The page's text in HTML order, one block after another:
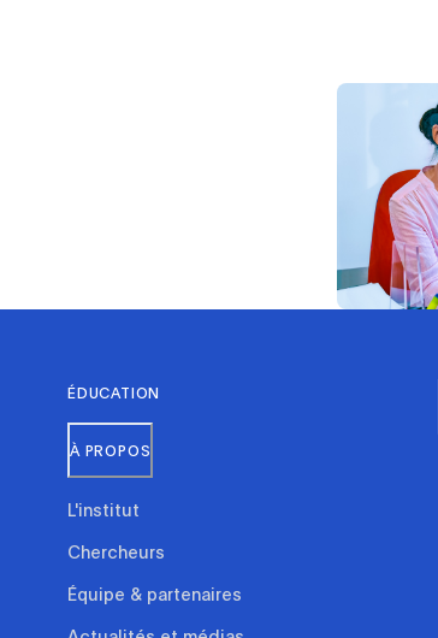
ÉDUCATION
À PROPOS
L'institut
Chercheurs
Équipe & partenaires